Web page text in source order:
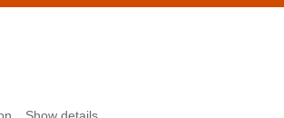
systems, expensive stains or